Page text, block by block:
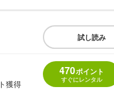
試し読み
獲得
470ポイント
すぐにレンタル